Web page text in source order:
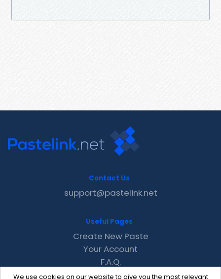
We use cookies on our website to give you the most relevant
Contact Us
support@pastelink.net
Useful Pages
Create New Paste
Your Account
F.A.Q.
Recent